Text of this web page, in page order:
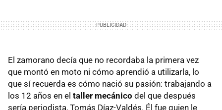
El zamorano decía que no recordaba la primera vez
que montó en moto ni cómo aprendió a utilizarla, lo
que sí recuerda es cómo nació su pasión: trabajando a
los 12 años en el taller mecánico del que después
sería periodista, Tomás Díaz-Valdés. Él fue quien le